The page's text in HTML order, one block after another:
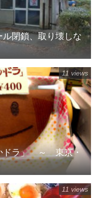
閉鎖、取り壊しな
ドラ」 ～ 東京・
11 views
11 views